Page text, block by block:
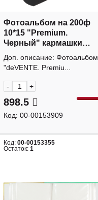
Фотоальбом на 200ф
10*15 "Premium.
Черный" кармашки
9028405 deVENTE
Доп. описание: Фотоальбом
"deVENTE. Premiu...
- +
898.5
Код: 00-00153909
Код: 00-00153355
Остаток: 1